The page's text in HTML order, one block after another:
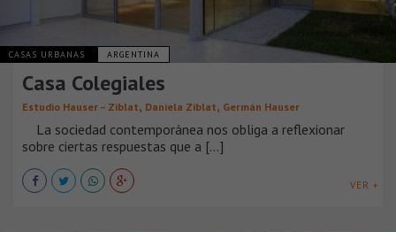
CASAS URBANAS ARGENTINA
Casa Colegiales
Estudio Hauser – Ziblat, Daniela Ziblat, Germán Hauser
La sociedad contemporánea nos obliga a reflexionar
sobre ciertas respuestas que a [...]
VER +